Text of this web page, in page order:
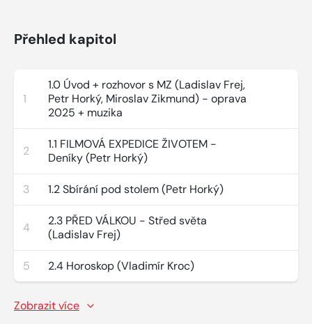
Přehled kapitol
1
1.0 Úvod + rozhovor s MZ (Ladislav Frej,
Petr Horký, Miroslav Zikmund) - oprava
2025 + muzika
2
1.1 FILMOVÁ EXPEDICE ŽIVOTEM -
Deníky (Petr Horký)
3 1.2 Sbírání pod stolem (Petr Horký)
4
2.3 PŘED VÁLKOU - Střed světa
(Ladislav Frej)
5 2.4 Horoskop (Vladimír Kroc)
Zobrazit více